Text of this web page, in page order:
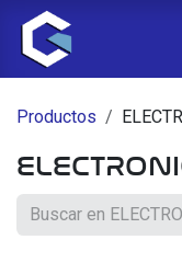
Ir al contenido
Productos